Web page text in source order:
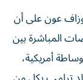
عون على أن
المباشرة بين
أمريكية،